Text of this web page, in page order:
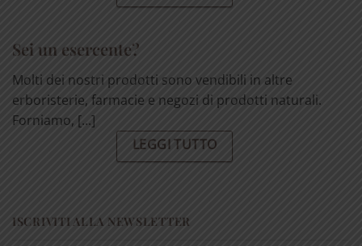
Sei un esercente?
Molti dei nostri prodotti sono vendibili in altre
erboristerie, farmacie e negozi di prodotti naturali.
Forniamo, [...]
LEGGI TUTTO
ISCRIVITI ALLA NEWSLETTER